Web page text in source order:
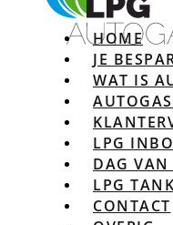
HOME
JE
WAT IS
LPG
DAG VAN
LPG
CONTACT